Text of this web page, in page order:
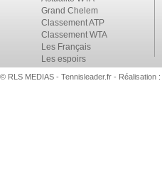
Grand Chelem
Classement ATP
Classement WTA
Les Français
Les espoirs
© RLS MEDIAS - Tennisleader.fr - Réalisation :